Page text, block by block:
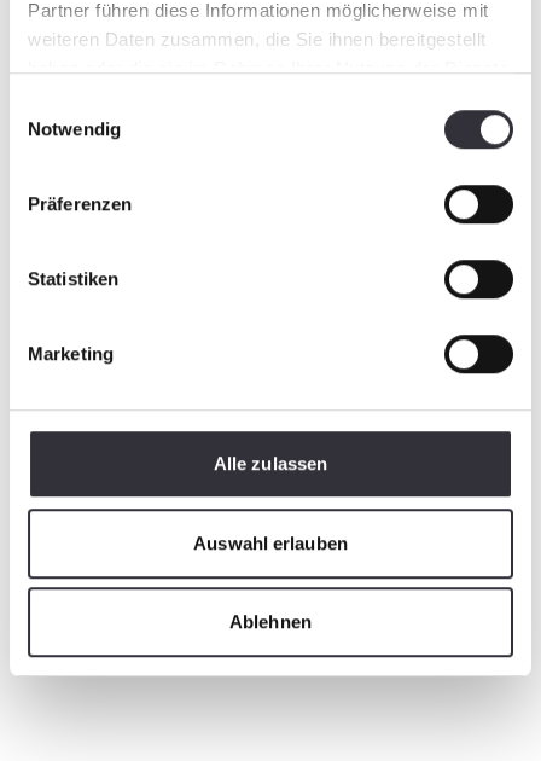
Partner führen diese Informationen möglicherweise mit
weiteren Daten zusammen, die Sie ihnen bereitgestellt
haben oder die sie im Rahmen Ihrer Nutzung der Dienste
Notwendig
Präferenzen
Statistiken
Marketing
Alle zulassen
Auswahl erlauben
Ablehnen